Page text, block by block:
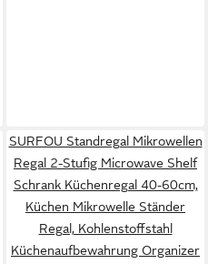
SURFOU Standregal Mikrowellen
Regal 2-Stufig Microwave Shelf
Schrank Küchenregal 40-60cm,
Küchen Mikrowelle Ständer
Regal, Kohlenstoffstahl
Küchenaufbewahrung Organizer